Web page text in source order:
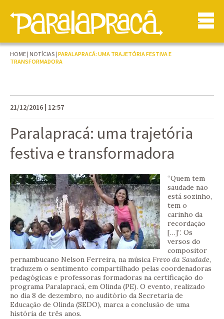
HOME | NOTÍCIAS | PARALAPRACÁ: UMA TRAJETÓRIA FESTIVA E
TRANSFORMADORA
21/12/2016 | 12:57
Paralapracá: uma trajetória
festiva e transformadora
“Quem tem
saudade não
está sozinho,
tem o
carinho da
recordação
[…]”. Os
versos do
compositor
pernambucano Nelson Ferreira, na música Frevo da Saudade,
traduzem o sentimento compartilhado pelas coordenadoras
pedagógicas e professoras formadoras na certificação do
programa Paralapracá, em Olinda (PE). O evento, realizado
no dia 8 de dezembro, no auditório da Secretaria de
Educação de Olinda (SEDO), marca a conclusão de uma
história de três anos.